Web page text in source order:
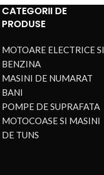
CATEGORII DE
PRODUSE
MOTOARE ELECTRICE SI
BENZINA
MASINI DE NUMARAT
BANI
POMPE DE SUPRAFATA
MOTOCOASE SI MASINI
DE TUNS